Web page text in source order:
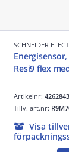
SCHNEIDER
Resi9 flex
Artikelnr:4262843
Tillv. art.nr:
Visa